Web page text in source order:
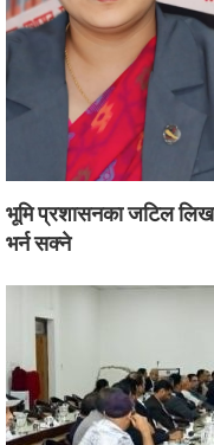
भूमि प्रशासनका जटिल
भर्न सक्ने